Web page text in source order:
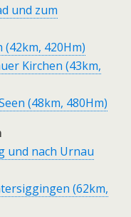
und zum
420Hm)
Kirchen (43km,
(48km, 480Hm)
und nach Urnau
(62km,